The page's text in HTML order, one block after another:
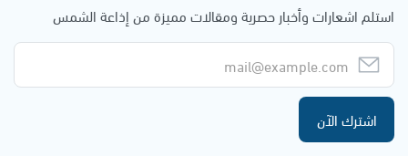
استلم اشعارات وأخبار حصرية ومقالات مميزة من إذاعة الشمس
اشترك الآن